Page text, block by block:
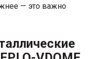
— это важно